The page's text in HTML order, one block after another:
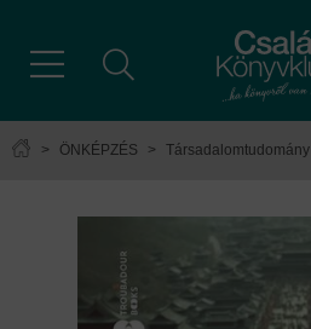
> ÖNKÉPZÉS > Társadalomtudomány